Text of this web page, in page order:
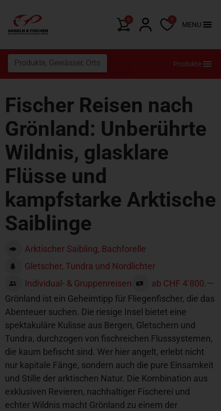
0 0
MENU
Produkte
Fischer Reisen nach
Grönland: Unberührte
Wildnis, glasklare
Flüsse und
kampfstarke Arktische
Saiblinge
Arktischer Saibling, Bachforelle
Gletscher, Tundra und Nordlichter
Individual- & Gruppenreisen
ab CHF 4’800.—
Grönland ist ein Geheimtipp für Fliegenfischer, die das
Abenteuer suchen. Die riesige Insel bietet eine
spektakuläre Kulisse aus Bergen, Gletschern und
Tundra, durchzogen von fischreichen Flusssystemen,
die kaum befischt sind. Wer hier angelt, erlebt nicht
nur kapitale Fänge, sondern auch die pure Einsamkeit
und Stille der arktischen Natur. Die Kombination aus
exklusiven Revieren, nachhaltiger Fischerei und
echter Wildnis macht Grönland zu einem der